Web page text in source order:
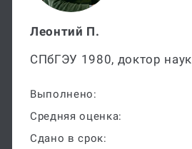
Леонтий П.
СПбГЭУ 1980, доктор наук
Выполнено:
Средняя оценка:
Сдано в срок: